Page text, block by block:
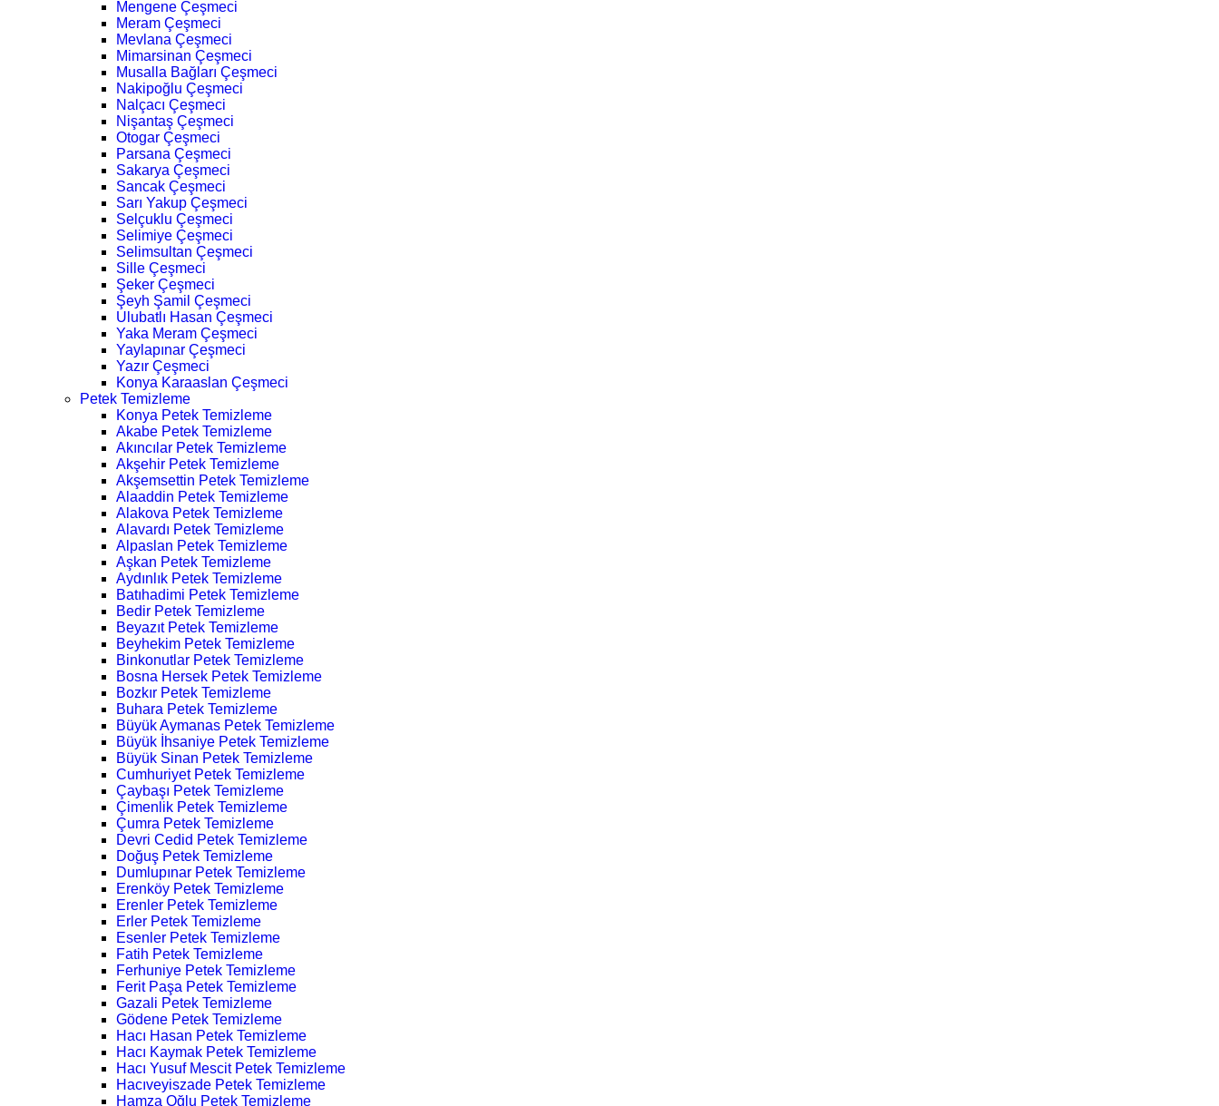
Mengene Çeşmeci
Meram Çeşmeci
Mevlana Çeşmeci
Mimarsinan Çeşmeci
Musalla Bağları Çeşmeci
Nakipoğlu Çeşmeci
Nalçacı Çeşmeci
Nişantaş Çeşmeci
Otogar Çeşmeci
Parsana Çeşmeci
Sakarya Çeşmeci
Sancak Çeşmeci
Sarı Yakup Çeşmeci
Selçuklu Çeşmeci
Selimiye Çeşmeci
Selimsultan Çeşmeci
Sille Çeşmeci
Şeker Çeşmeci
Şeyh Şamil Çeşmeci
Ulubatlı Hasan Çeşmeci
Yaka Meram Çeşmeci
Yaylapınar Çeşmeci
Yazır Çeşmeci
Konya Karaaslan Çeşmeci
Petek Temizleme
Konya Petek Temizleme
Akabe Petek Temizleme
Akıncılar Petek Temizleme
Akşehir Petek Temizleme
Akşemsettin Petek Temizleme
Alaaddin Petek Temizleme
Alakova Petek Temizleme
Alavardı Petek Temizleme
Alpaslan Petek Temizleme
Aşkan Petek Temizleme
Aydınlık Petek Temizleme
Batıhadimi Petek Temizleme
Bedir Petek Temizleme
Beyazıt Petek Temizleme
Beyhekim Petek Temizleme
Binkonutlar Petek Temizleme
Bosna Hersek Petek Temizleme
Bozkır Petek Temizleme
Buhara Petek Temizleme
Büyük Aymanas Petek Temizleme
Büyük İhsaniye Petek Temizleme
Büyük Sinan Petek Temizleme
Cumhuriyet Petek Temizleme
Çaybaşı Petek Temizleme
Çimenlik Petek Temizleme
Çumra Petek Temizleme
Devri Cedid Petek Temizleme
Doğuş Petek Temizleme
Dumlupınar Petek Temizleme
Erenköy Petek Temizleme
Erenler Petek Temizleme
Erler Petek Temizleme
Esenler Petek Temizleme
Fatih Petek Temizleme
Ferhuniye Petek Temizleme
Ferit Paşa Petek Temizleme
Gazali Petek Temizleme
Gödene Petek Temizleme
Hacı Hasan Petek Temizleme
Hacı Kaymak Petek Temizleme
Hacı Yusuf Mescit Petek Temizleme
Hacıveyiszade Petek Temizleme
Hamza Oğlu Petek Temizleme